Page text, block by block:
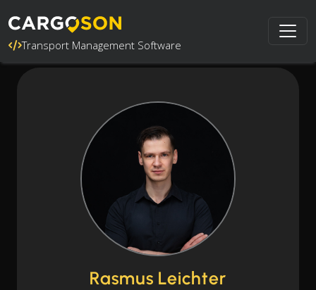
Transport Management Software
Rasmus Leichter